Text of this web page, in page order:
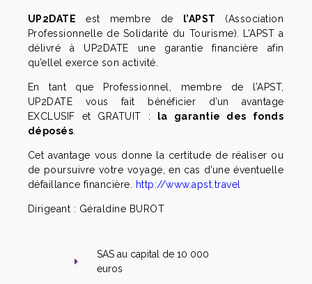
UP2DATE est membre de l’APST
(Association
Professionnelle de Solidarité du Tourisme). L’APST a
délivré à UP2DATE une garantie financière afin
qu’ellel exerce son activité.
En tant que Professionnel, membre de l’APST,
UP2DATE vous fait bénéficier d’un avantage
EXCLUSIF et GRATUIT : la garantie des fonds
déposés.
Cet avantage vous donne la certitude de réaliser ou
de poursuivre votre voyage, en cas d’une éventuelle
défaillance financière. http://www.apst.travel
Dirigeant : Géraldine BUROT
SAS au capital de 10 000
euros